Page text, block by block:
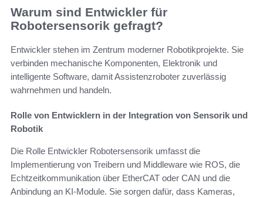
Warum sind Entwickler für
Robotersensorik gefragt?
Entwickler stehen im Zentrum moderner Robotikprojekte. Sie
verbinden mechanische Komponenten, Elektronik und
intelligente Software, damit Assistenzroboter zuverlässig
wahrnehmen und handeln.
Rolle von Entwicklern in der Integration von Sensorik und
Robotik
Die Rolle Entwickler Robotersensorik umfasst die
Implementierung von Treibern und Middleware wie ROS, die
Echtzeitkommunikation über EtherCAT oder CAN und die
Anbindung an KI-Module. Sie sorgen dafür, dass Kameras,